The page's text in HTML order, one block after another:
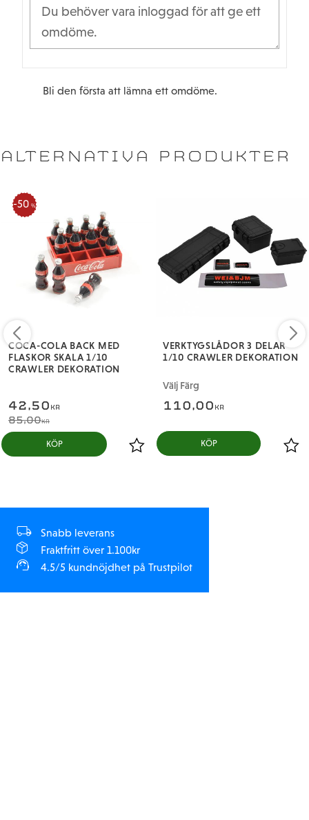
Bli den första att lämna ett omdöme.
ALTERNATIVA PRODUKTER
COCA-COLA BACK MED
FLASKOR SKALA 1/10
CRAWLER DEKORATION
42,50 KR
85,00KR
50 %
KÖP
VERKTYGSLÅDOR 3 DELAR
1/10 CRAWLER DEKORATION
Välj Färg
110,00 KR
Snabb leverans
Fraktfritt över 1.100kr
4.5/5 kundnöjdhet på Trustpilot